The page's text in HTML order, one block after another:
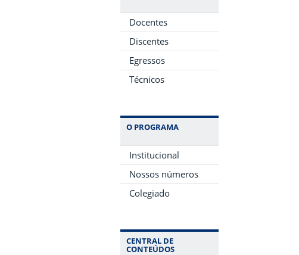
Docentes
Discentes
Egressos
Técnicos
O PROGRAMA
Institucional
Nossos números
Colegiado
CENTRAL DE
CONTEÚDOS